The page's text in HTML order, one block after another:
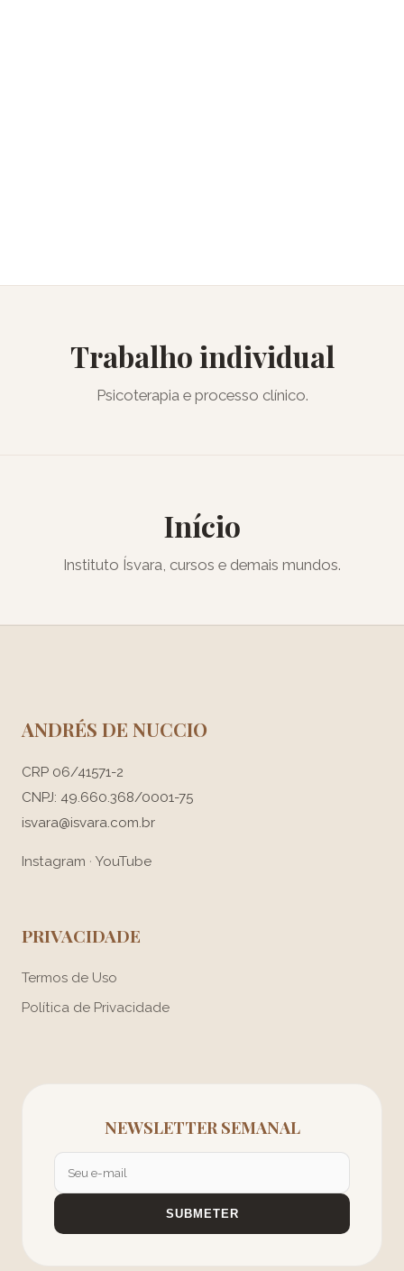
Trabalho individual
Psicoterapia e processo clínico.
Início
Instituto Ísvara, cursos e demais mundos.
ANDRÉS DE NUCCIO
CRP 06/41571-2
CNPJ: 49.660.368/0001-75
isvara@isvara.com.br
Instagram · YouTube
PRIVACIDADE
Termos de Uso
Política de Privacidade
NEWSLETTER SEMANAL
SUBMETER